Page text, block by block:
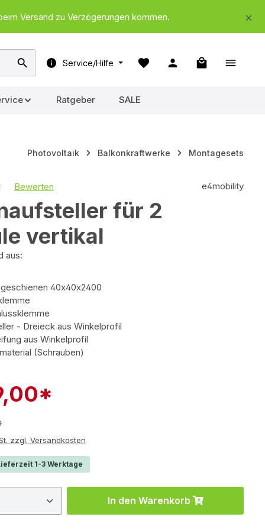
Versand zu Verzögerungen kommen.
Service/Hilfe
Warenkorb
Ratgeber SALE
Photovoltaik Balkonkraftwerke Montagesets
Bewerten e4mobility
für 2
vertikal
aus:
40x40x2400
- Dreieck aus Winkelprofil
aus Winkelprofil
(Schrauben)
Preis:
inkl. MwSt. zzgl. Versandkosten
1-3 Werktage
Gib den gewünschten Wert
In den Warenkorb